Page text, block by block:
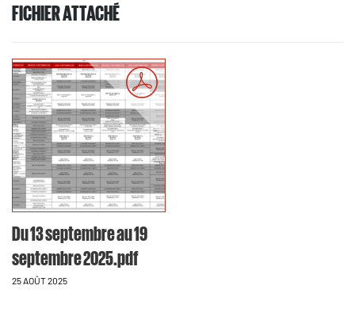
FICHIER ATTACHÉ
Du 13 septembre au 19
septembre 2025.pdf
25 AOÛT 2025